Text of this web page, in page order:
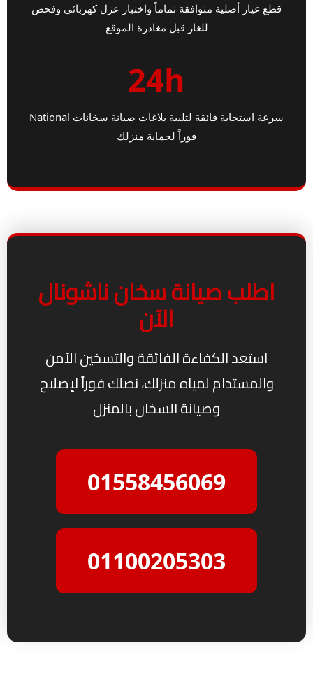
قطع غيار أصلية متوافقة تماماً واختبار عزل كهربائي وفحص
للغاز قبل مغادرة الموقع
24h
سرعة استجابة فائقة لتلبية بلاغات صيانة سخانات National
فوراً لحماية منزلك
اطلب صيانة سخان ناشونال
الآن
استعد الكفاءة الفائقة والتسخين الآمن
والمستدام لمياه منزلك، نصلك فوراً لإصلاح
وصيانة السخان بالمنزل
01558456069
01100205303